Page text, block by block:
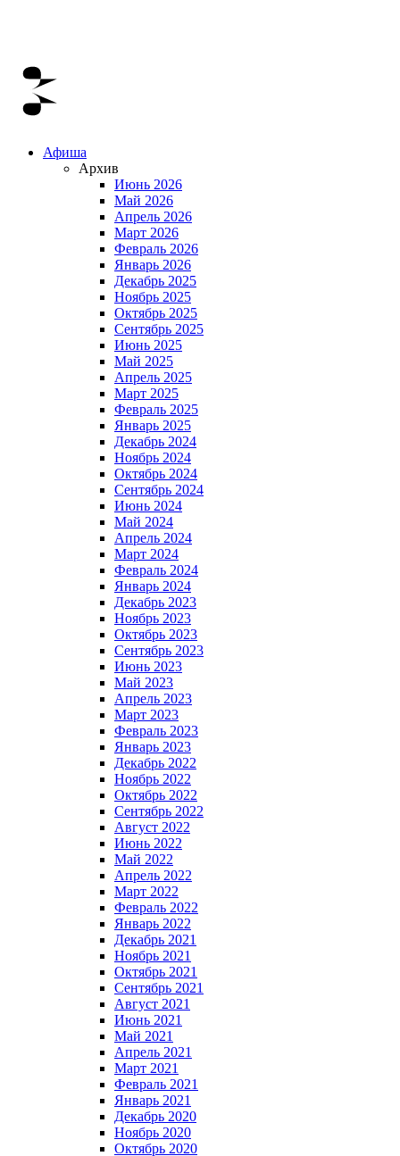
Афиша
Архив
Июнь 2026
Май 2026
Апрель 2026
Март 2026
Февраль 2026
Январь 2026
Декабрь 2025
Ноябрь 2025
Октябрь 2025
Сентябрь 2025
Июнь 2025
Май 2025
Апрель 2025
Март 2025
Февраль 2025
Январь 2025
Декабрь 2024
Ноябрь 2024
Октябрь 2024
Сентябрь 2024
Июнь 2024
Май 2024
Апрель 2024
Март 2024
Февраль 2024
Январь 2024
Декабрь 2023
Ноябрь 2023
Октябрь 2023
Сентябрь 2023
Июнь 2023
Май 2023
Апрель 2023
Март 2023
Февраль 2023
Январь 2023
Декабрь 2022
Ноябрь 2022
Октябрь 2022
Сентябрь 2022
Август 2022
Июнь 2022
Май 2022
Апрель 2022
Март 2022
Февраль 2022
Январь 2022
Декабрь 2021
Ноябрь 2021
Октябрь 2021
Сентябрь 2021
Август 2021
Июнь 2021
Май 2021
Апрель 2021
Март 2021
Февраль 2021
Январь 2021
Декабрь 2020
Ноябрь 2020
Октябрь 2020